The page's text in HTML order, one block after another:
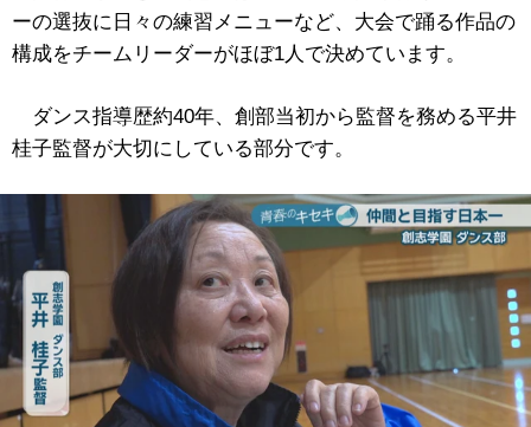
ーの選抜に日々の練習メニューなど、大会で踊る作品の
構成をチームリーダーがほぼ1人で決めています。
ダンス指導歴約40年、創部当初から監督を務める平井
桂子監督が大切にしている部分です。